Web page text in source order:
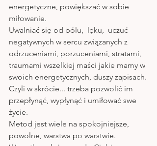
energetyczne, powiększać w sobie
miłowanie.
Uwalniać się od bólu,  lęku,  uczuć
negatywnych w sercu związanych z
odrzuceniami, porzuceniami, stratami,
traumami wszelkiej maści jakie mamy w
swoich energetycznych, duszy zapisach.
Czyli w skrócie... trzeba pozwolić im
przepłynąć, wypłynąć i umiłować swe
życie.
Metod jest wiele na spokojniejsze,
powolne, warstwa po warstwie.